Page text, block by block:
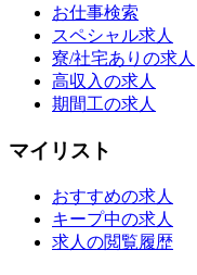
お仕事検索
スペシャル求人
寮/社宅ありの求人
高収入の求人
期間工の求人
マイリスト
おすすめの求人
キープ中の求人
求人の閲覧履歴